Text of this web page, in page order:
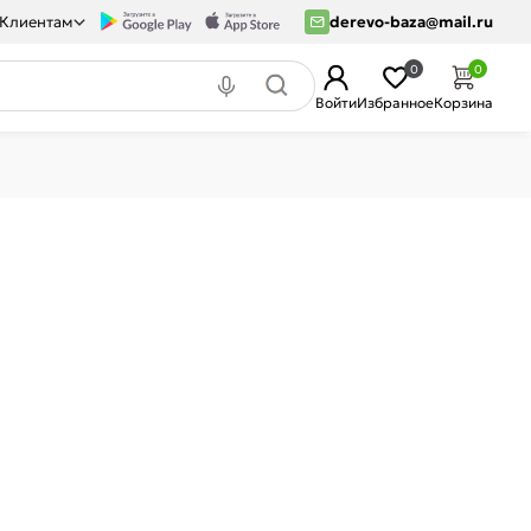
Клиентам derevo-baza@mail.ru
ВойтиИзбранное
0
Корзина
0